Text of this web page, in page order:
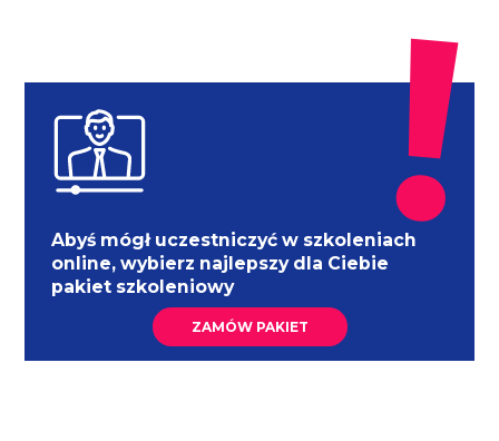
Abyś mógł uczestniczyć w szkoleniach
online, wybierz najlepszy dla Ciebie
pakiet szkoleniowy
ZAMÓW PAKIET